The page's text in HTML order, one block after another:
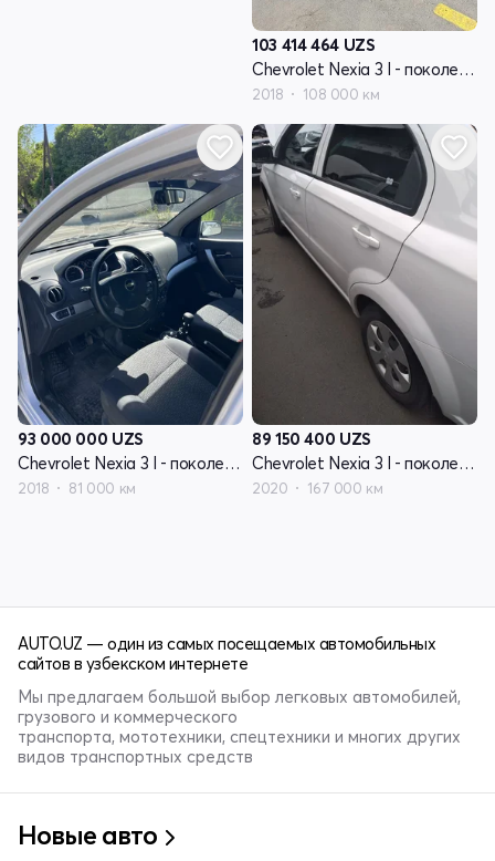
103 414 464 UZS
Chevrolet Nexia 3 I - поколение
2018 108 000 км
93 000 000 UZS
Chevrolet Nexia 3 I - поколение
2018 81 000 км
89 150 400 UZS
Chevrolet Nexia 3 I - поколение
2020 167 000 км
AUTO.UZ — один из самых посещаемых автомобильных
сайтов в узбекском интернете
Мы предлагаем большой выбор легковых автомобилей,
грузового и коммерческого
транспорта, мототехники, спецтехники и многих других
видов транспортных средств
Новые авто